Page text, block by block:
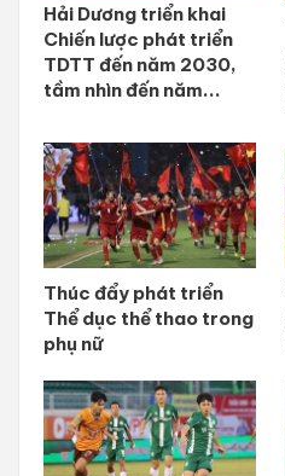
Hải Dương triển khai
Chiến lược phát triển
TDTT đến năm 2030,
tầm nhìn đến năm...
Thúc đẩy phát triển
Thể dục thể thao trong
phụ nữ